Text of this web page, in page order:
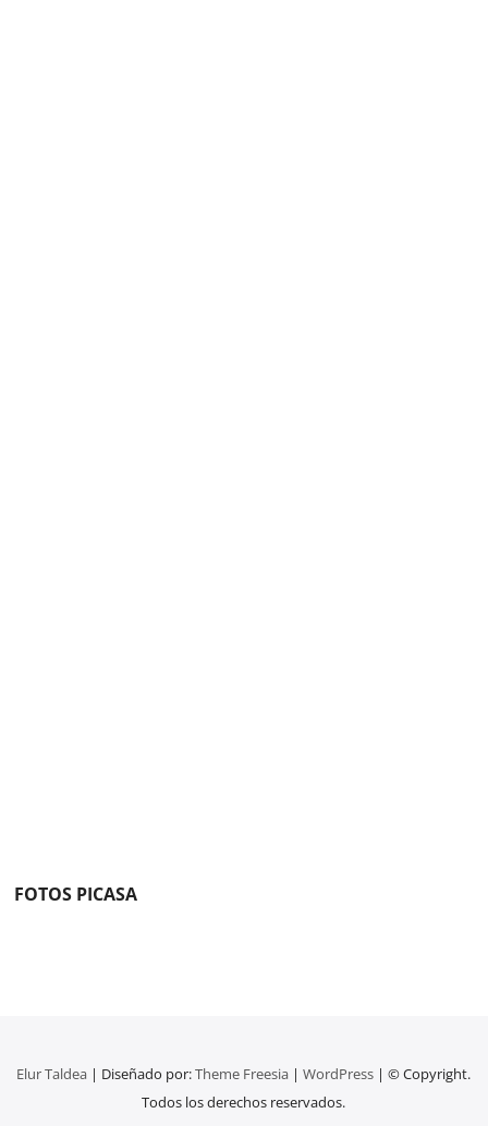
FOTOS PICASA
Elur Taldea | Diseñado por:Theme Freesia |WordPress | © Copyright.
Todos los derechos reservados.